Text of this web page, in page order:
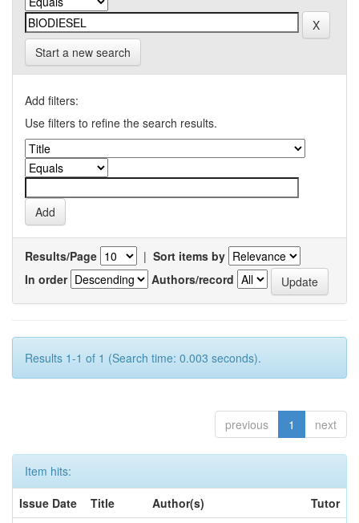
Start a new search
Add filters:
Use filters to refine the search results.
Results/Page | Sort items by
In order
Authors/record
Results 1-1 of 1 (Search time: 0.003 seconds).
previous 1 next
Item hits:
Issue Date
Title Author(s)
Tutor